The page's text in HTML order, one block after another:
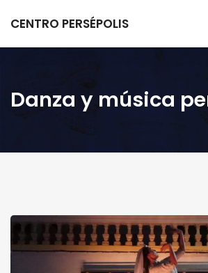
CENTRO PERSÉPOLIS
Danza y música